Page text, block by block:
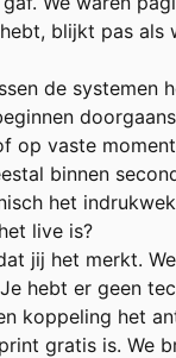
blijkt pas
de systemen
op vaste
binnen
het
live is?
jij het merkt.
hebt er geen
koppeling het
gratis is. We